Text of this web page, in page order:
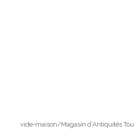
vide-maison/Magasin d’Antiquités